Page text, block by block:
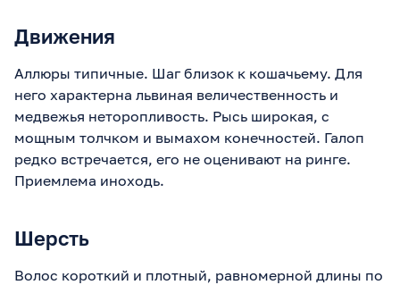
Движения
Аллюры типичные. Шаг близок к кошачьему. Для
него характерна львиная величественность и
медвежья неторопливость. Рысь широкая, с
мощным толчком и вымахом конечностей. Галоп
редко встречается, его не оценивают на ринге.
Приемлема иноходь.
Шерсть
Волос короткий и плотный, равномерной длины по